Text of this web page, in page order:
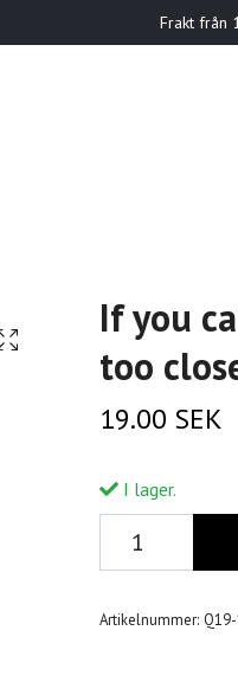
Frakt från
If you
too
19.00 SEK
I lager.
Artikelnummer: